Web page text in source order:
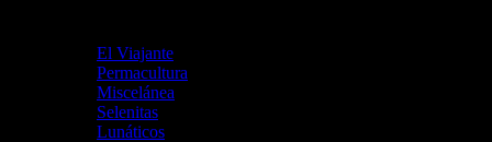
El Viajante
Permacultura
Miscelánea
Selenitas
Lunáticos